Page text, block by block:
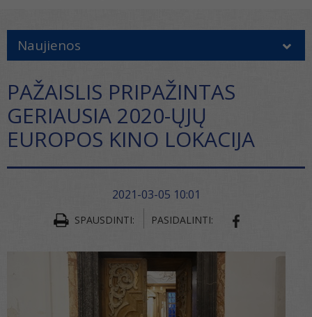
Naujienos
PAŽAISLIS PRIPAŽINTAS
GERIAUSIA 2020-ŲJŲ
EUROPOS KINO LOKACIJA
2021-03-05 10:01
SPAUSDINTI: PASIDALINTI: